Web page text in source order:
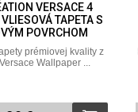
VERSACE 4
TAPETA S
POVRCHOM
prémiovej kvality z
Wallpaper ...